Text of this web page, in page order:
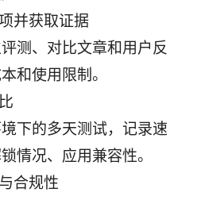
并获取证据
测、对比文章和用户反
和使用限制。
下的多天测试，记录速
情况、应用兼容性。
合规性